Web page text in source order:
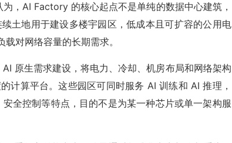
，AI Factory 的核心起点不是单纯的数据中心建筑，
土地用于建设多楼宇园区，低成本且可扩容的公用电
对网络容量的长期需求。
原生需求建设，将电力、冷却、机房布局和网络架构
计算平台。这些园区可同时服务 AI 训练和 AI 推理，
全控制等特点，目的不是为某一种芯片或单一架构服